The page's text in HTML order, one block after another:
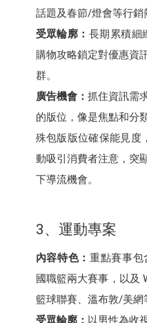
話題及春節/燈會等行銷
受眾輪廓： 長期累積細
購物攻略鎖定對優惠資
群。
廣告機會： 抓住資訊需
的版位，像是焦點和分
殊包版版位確保能見度
動吸引消費者注意，突
下導流機會。
3、運動專案
內容特色： 重點賽事包
國職籃兩大賽事，以及
籃球聯賽、溫布敦/美網
受眾輪廓： 以男性為收